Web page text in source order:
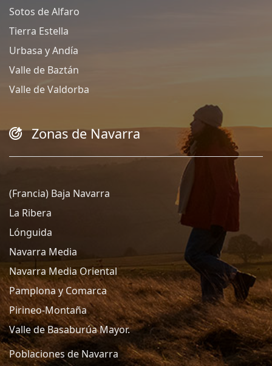
Sotos de Alfaro
Tierra Estella
Urbasa y Andía
Valle de Baztán
Valle de Valdorba
Zonas de Navarra
(Francia) Baja Navarra
La Ribera
Lónguida
Navarra Media
Navarra Media Oriental
Pamplona y Comarca
Pirineo-Montaña
Valle de Basaburúa Mayor.
Poblaciones de Navarra